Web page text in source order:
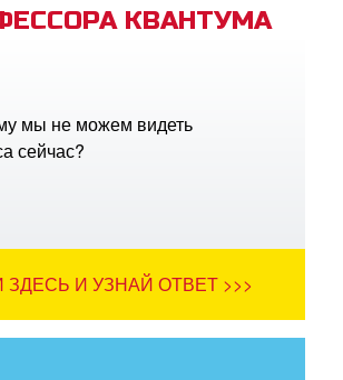
КВАНТУМА
мы не можем видеть
сейчас?
И УЗНАЙ ОТВЕТ >>>